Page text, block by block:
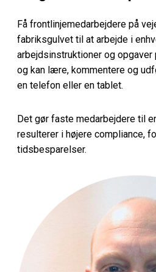
Få frontlinjemedarbejdere på
fabriksgulvet til at arbejde i
arbejdsinstruktioner og
og kan lære, kommentere og
en telefon eller en tablet.
Det gør faste medarbejdere til
resulterer i højere compliance,
tidsbesparelser.